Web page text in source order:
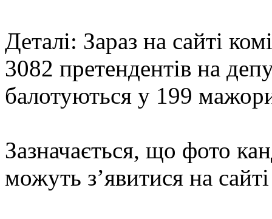
Деталі: Зараз на сайті
3082 претендентів на
балотуються у 199
Зазначається, що фото
можуть з’явитися на